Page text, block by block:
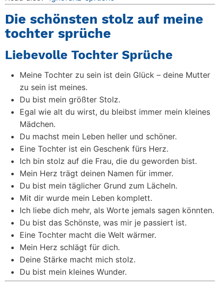
Die schönsten stolz auf meine
tochter sprüche
Liebevolle Tochter Sprüche
Meine Tochter zu sein ist dein Glück – deine Mutter
zu sein ist meines.
Du bist mein größter Stolz.
Egal wie alt du wirst, du bleibst immer mein kleines
Mädchen.
Du machst mein Leben heller und schöner.
Eine Tochter ist ein Geschenk fürs Herz.
Ich bin stolz auf die Frau, die du geworden bist.
Mein Herz trägt deinen Namen für immer.
Du bist mein täglicher Grund zum Lächeln.
Mit dir wurde mein Leben komplett.
Ich liebe dich mehr, als Worte jemals sagen könnten.
Du bist das Schönste, was mir je passiert ist.
Eine Tochter macht die Welt wärmer.
Mein Herz schlägt für dich.
Deine Stärke macht mich stolz.
Du bist mein kleines Wunder.